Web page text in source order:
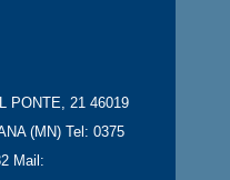
PONTE, 21 46019
(MN) Tel: 0375
Mail: